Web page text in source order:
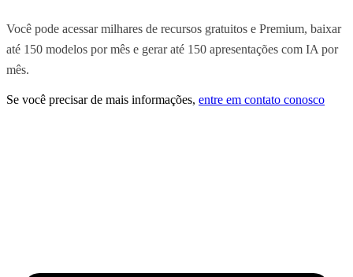
Você pode acessar milhares de recursos gratuitos e Premium, baixar
até 150 modelos por mês e gerar até 150 apresentações com IA por
mês.
Se você precisar de mais informações, entre em contato conosco